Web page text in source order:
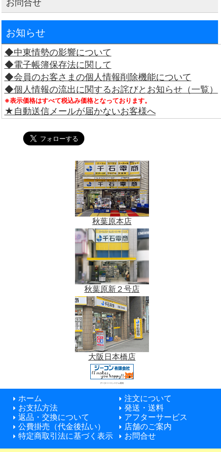
お問合せ
お知らせ
◆中東情勢の影響について
◆電子帳簿保存法に関して
◆会員のお客さまの個人情報削除機能について
◆個人情報の流出に関するお詫びとお知らせ（一覧）
※表示価格はすべて税込み価格となっております。
★自動送信メールが届かないお客様へ
秋葉原本店
秋葉原新２号店
大阪日本橋店
データベースシステム開発
ホーム
注文について
お支払方法
発送・送料
返品・交換について
アフターサービス
公費掛売（代金後払い）
店舗のご案内
特定商取引法に基づく表示
お問合せ